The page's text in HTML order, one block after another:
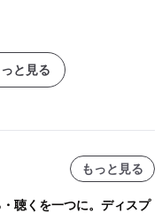
と見る
もっと見る
・聴くを一つに。ディスプ